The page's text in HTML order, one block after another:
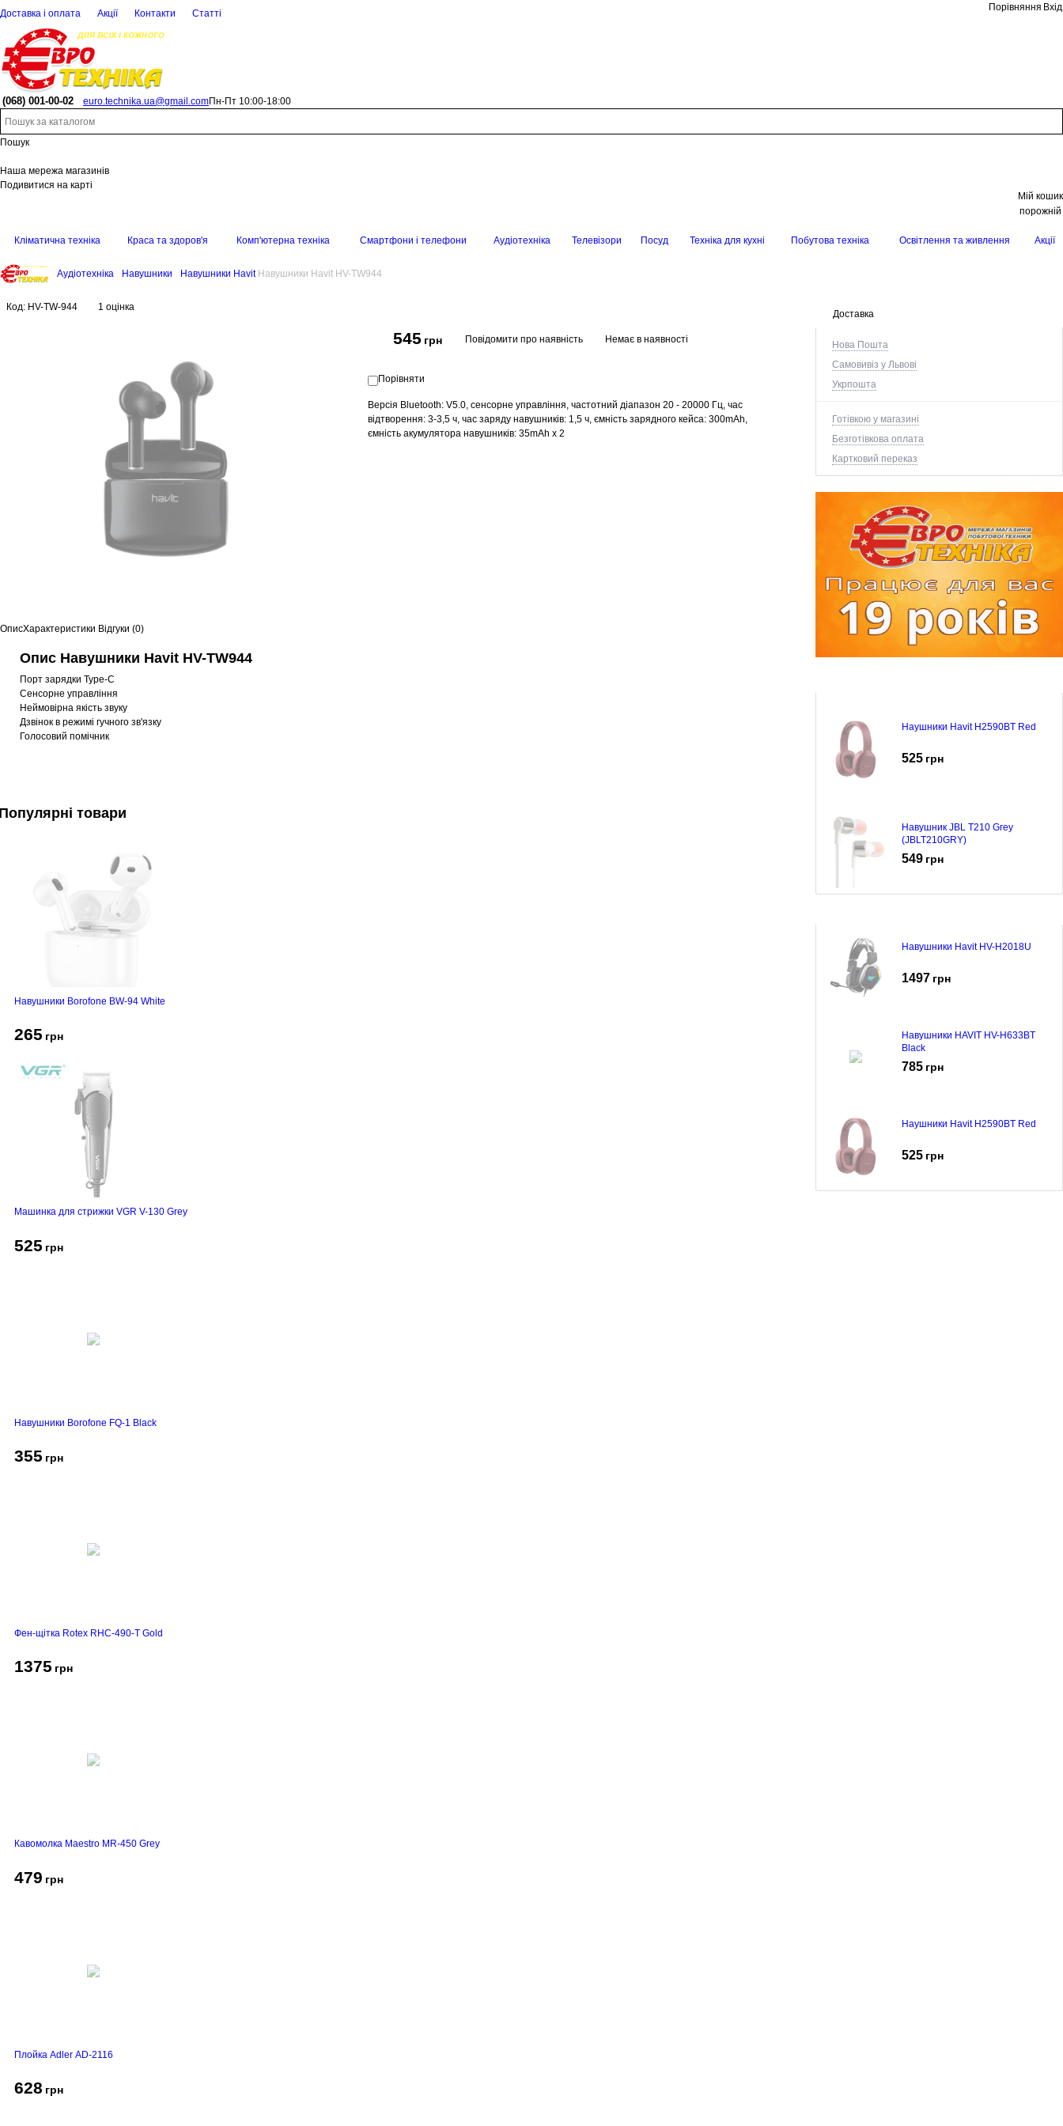
Доставка і оплата Акції Контакти Статті
Порівняння Вхід
(068) 001-00-02 euro.technika.ua@gmail.comПн-Пт 10:00-18:00
Пошук
Наша мережа магазинів
Подивитися на карті
Мій кошик
порожній
Кліматична техніка Краса та здоров'я Комп'ютерна техніка Смартфони і телефони Аудіотехніка Телевізори Посуд Техніка для кухні Побутова техніка Освітлення та живлення Акції
Аудіотехніка Навушники Навушники Havit Навушники Havit HV-TW944
Доставка
Нова Пошта
Самовивіз у Львові
Укрпошта
Готівкою у магазині
Безготівкова оплата
Картковий переказ
Наушники Havit H2590BT Red
525 грн
Навушник JBL T210 Grey
(JBLT210GRY)
549 грн
Навушники Havit HV-H2018U
1497 грн
Навушники HAVIT HV-H633BT
Black
785 грн
Наушники Havit H2590BT Red
525 грн
Код: HV-TW-944 1 оцінка
545 грн Повідомити про наявність Немає в наявності
Порівняти
Версія Bluetooth: V5.0, сенсорне управління, частотний діапазон 20 - 20000 Гц, час
відтворення: 3-3,5 ч, час заряду навушників: 1,5 ч, ємність зарядного кейса: 300mAh,
ємність акумулятора навушників: 35mAh х 2
ОписХарактеристики Відгуки (0)
Опис Навушники Havit HV-TW944
Порт зарядки Type-C
Сенсорне управління
Неймовірна якість звуку
Дзвінок в режимі гучного зв'язку
Голосовий помічник
товари
Навушники Borofone BW-94 White
265 грн
Машинка для стрижки VGR V-130 Grey
525 грн
Навушники Borofone FQ-1 Black
355 грн
Фен-щітка Rotex RHC-490-T Gold
1375 грн
Кавомолка Maestro MR-450 Grey
479 грн
Плойка Adler AD-2116
628 грн